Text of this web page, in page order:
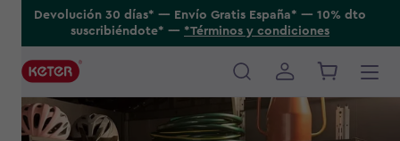
Devolución 30 días* ---- Envío Gratis España* ---- 10% dto
suscribiéndote* ---- *Términos y condiciones
Main
navigation